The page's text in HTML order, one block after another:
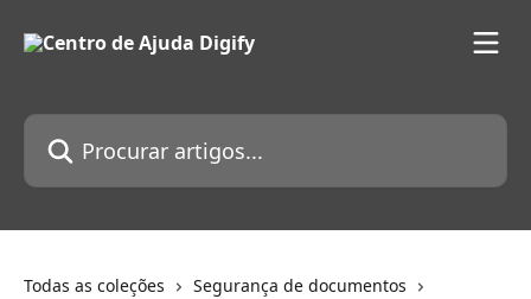
Procurar artigos...
Todas as coleções
Segurança de documentos